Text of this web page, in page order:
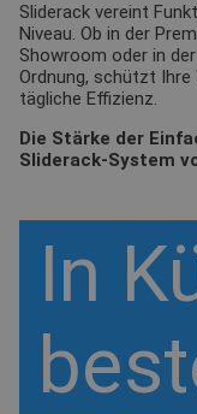
Sliderack vereint
Niveau. Ob in der
Showroom oder in
Ordnung, schützt
tägliche Effizienz.
Die Stärke der
Sliderack-System
In